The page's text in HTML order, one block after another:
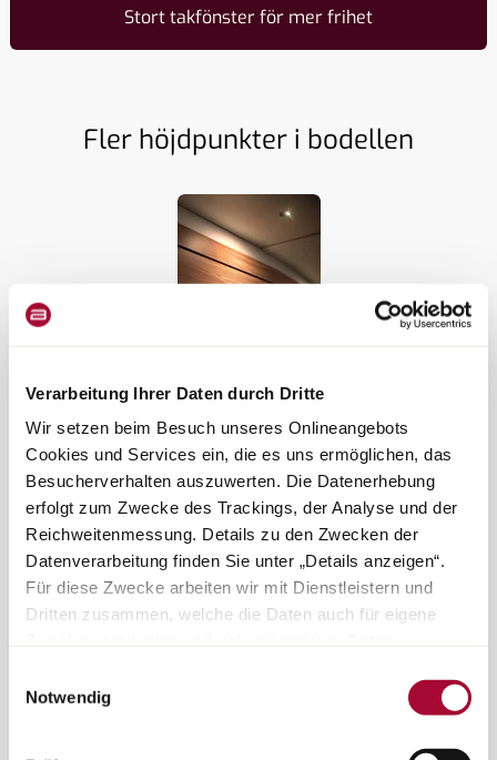
Verarbeitung Ihrer Daten durch Dritte
Wir setzen beim Besuch unseres Onlineangebots
Cookies und Services ein, die es uns ermöglichen, das
Besucherverhalten auszuwerten. Die Datenerhebung
erfolgt zum Zwecke des Trackings, der Analyse und der
Reichweitenmessung. Details zu den Zwecken der
Datenverarbeitung finden Sie unter „Details anzeigen“.
Für diese Zwecke arbeiten wir mit Dienstleistern und
Dritten zusammen, welche die Daten auch für eigene
„Cookies und Services zulassen“ oder durch Auswählen
einzelner Cookies und Services in der Detailansicht
geben Sie Ihre Einwilligung zur Verarbeitung Ihrer Daten
Notwendig
Stort takfönster för mer frihet
Fler höjdpunkter i bodellen
För rätt atmosfär i varje ögonblick